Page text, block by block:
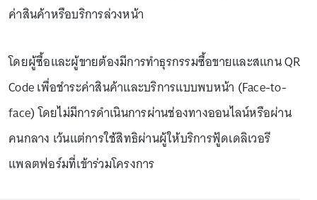
ค่าสินค้าหรือบริการล่วงหน้า
โดยผู้ซื้อและผู้ขายต้องมีการทำธุรกรรมซื้อขายและสแกน QR
Code เพื่อชำระค่าสินค้าและบริการแบบพบหน้า (Face-to-
face) โดยไม่มีการดำเนินการผ่านช่องทางออนไลน์หรือผ่าน
คนกลาง เว้นแต่การใช้สิทธิผ่านผู้ให้บริการฟู้ดเดลิเวอรี
แพลตฟอร์มที่เข้าร่วมโครงการ